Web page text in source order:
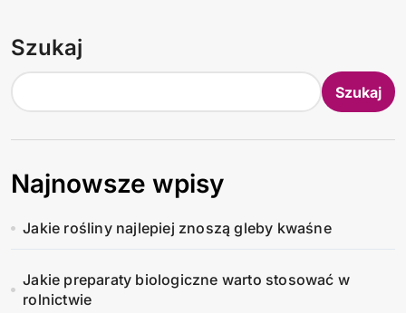
Szukaj
Szukaj
Najnowsze wpisy
Jakie rośliny najlepiej znoszą gleby kwaśne
Jakie preparaty biologiczne warto stosować w
rolnictwie